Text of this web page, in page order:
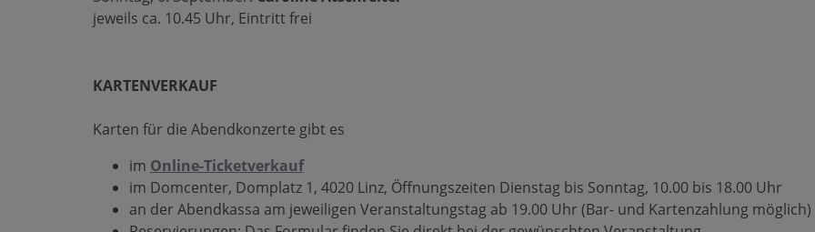
jeweils ca. 10.45 Uhr, Eintritt frei
KARTENVERKAUF
Karten für die Abendkonzerte gibt es
im Online-Ticketverkauf
im Domcenter, Domplatz 1, 4020 Linz, Öffnungszeiten Dienstag bis Sonntag, 10.00 bis 18.00 Uhr
an der Abendkassa am jeweiligen Veranstaltungstag ab 19.00 Uhr (Bar- und Kartenzahlung möglich)